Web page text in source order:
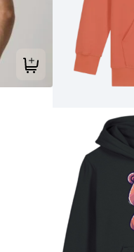
Tilføj til kurv